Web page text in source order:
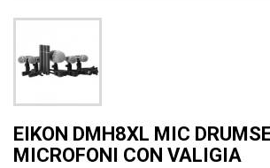
EIKON DMH8XL MIC
MICROFONI CON VALIGIA